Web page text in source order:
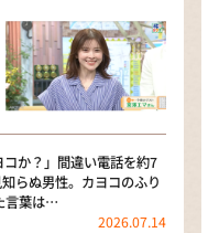
コか？」間違い電話を約7
らぬ男性。カヨコのふり
言葉は…
2026.07.14